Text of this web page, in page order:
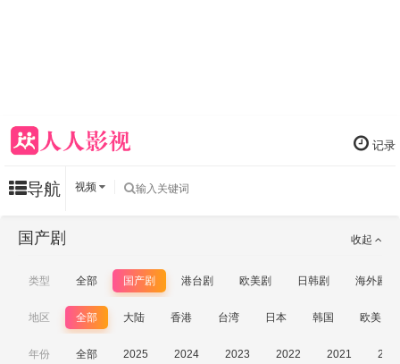
记录
导航 视频
收起
国产剧
类型 全部 国产剧 港台剧 欧美剧 日韩剧 海外剧
地区 全部 大陆 香港 台湾 日本 韩国 欧美
年份 全部 2025 2024 2023 2022 2021